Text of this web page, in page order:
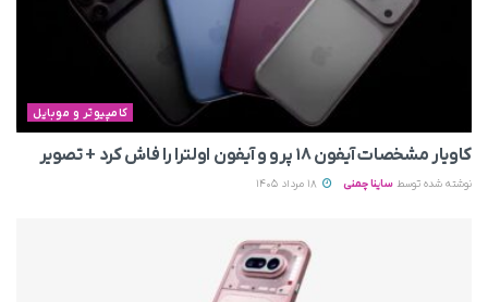
کامپیوتر و موبایل
کاویار مشخصات آیفون ۱۸ پرو و آیفون اولترا را فاش کرد + تصویر
نوشته شده توسط ساینا چمنی